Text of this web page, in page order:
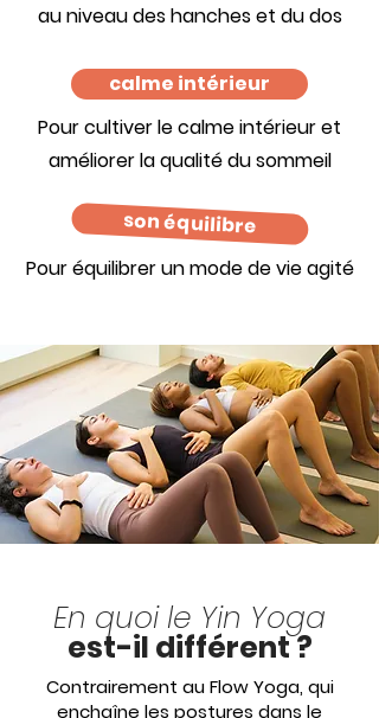
au niveau des hanches et du dos
calme intérieur
Pour cultiver le calme intérieur et
améliorer la qualité du sommeil
son équilibre
Pour équilibrer un mode de vie agité
En quoi le Yin Yoga
est-il différent ?
Contrairement au Flow Yoga, qui
enchaîne les postures dans le